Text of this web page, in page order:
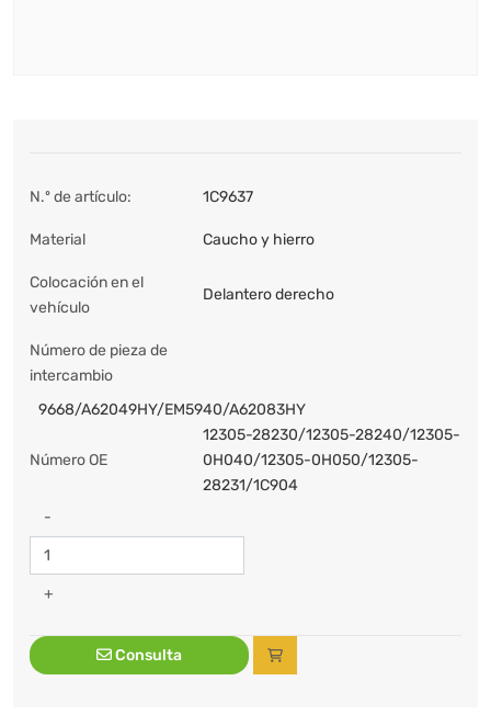
N.º de artículo: 1C9637
Material Caucho y hierro
Colocación en el
vehículo
Delantero derecho
Número de pieza de
intercambio
9668/A62049HY/EM5940/A62083HY
Número OE
12305-28230/12305-28240/12305-
0H040/12305-0H050/12305-
28231/1C904
-
+
Consulta